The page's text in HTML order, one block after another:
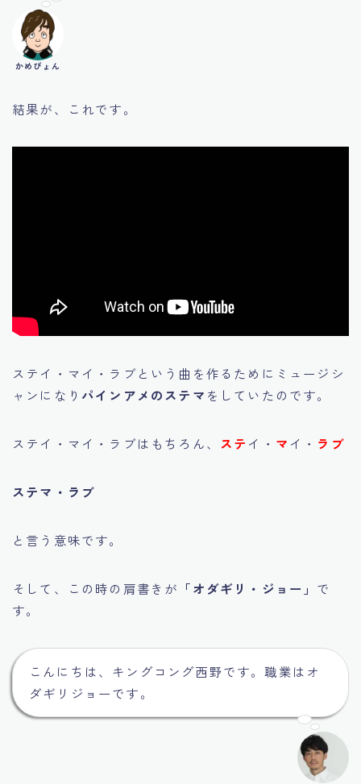
かめぴょん
結果が、これです。
ステイ・マイ・ラブという曲を作るためにミュージシ
ャンになり パインアメのステマ をしていたのです。
ステイ・マイ・ラブはもちろん、 ステ イ・ マ イ・ ラブ
ステマ・ラブ
と言う意味です。
そして、この時の肩書きが 「オダギリ・ジョー」 で
す。
こんにちは、キングコング西野です。職業はオ
ダギリジョーです。